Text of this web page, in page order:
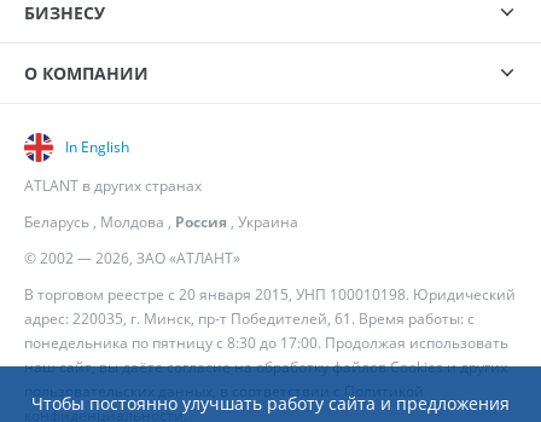
Чтобы постоянно улучшать работу сайта и предложения
БИЗНЕСУ
О КОМПАНИИ
© 2002 — 2026, ЗАО «АТЛАНТ»
В торговом реестре с 20 января 2015, УНП 100010198. Юридический
адрес: 220035, г. Минск, пр-т Победителей, 61. Время работы: с
понедельника по пятницу с 8:30 до 17:00. Продолжая использовать
наш сайт, вы даёте согласие на обработку файлов Cookies и других
конфиденциальности.
In English
ATLANT в других странах
Беларусь , Молдова , Россия , Украина